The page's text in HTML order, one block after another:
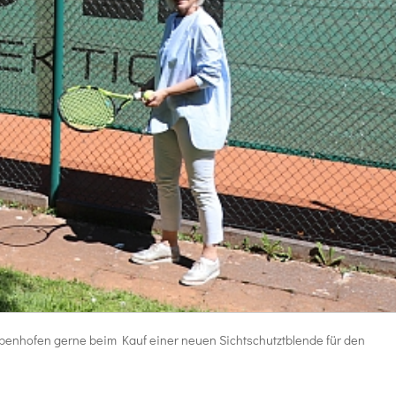
gerne beim Kauf einer neuen Sichtschutztblende für den